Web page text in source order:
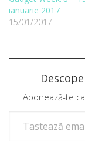
ianuarie 2017
15/01/2017
Abonează-te
Tastează emailul tău...